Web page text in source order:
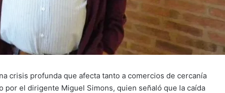
crisis profunda que afecta tanto a comercios de cercanía
por el dirigente Miguel Simons, quien señaló que la caída